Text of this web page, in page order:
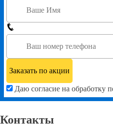
Даю согласие на обработку
Контакты